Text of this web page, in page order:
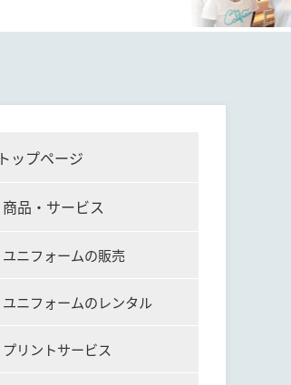
トップページ
商品・サービス
ユニフォームの販売
ユニフォームのレンタル
プリントサービス